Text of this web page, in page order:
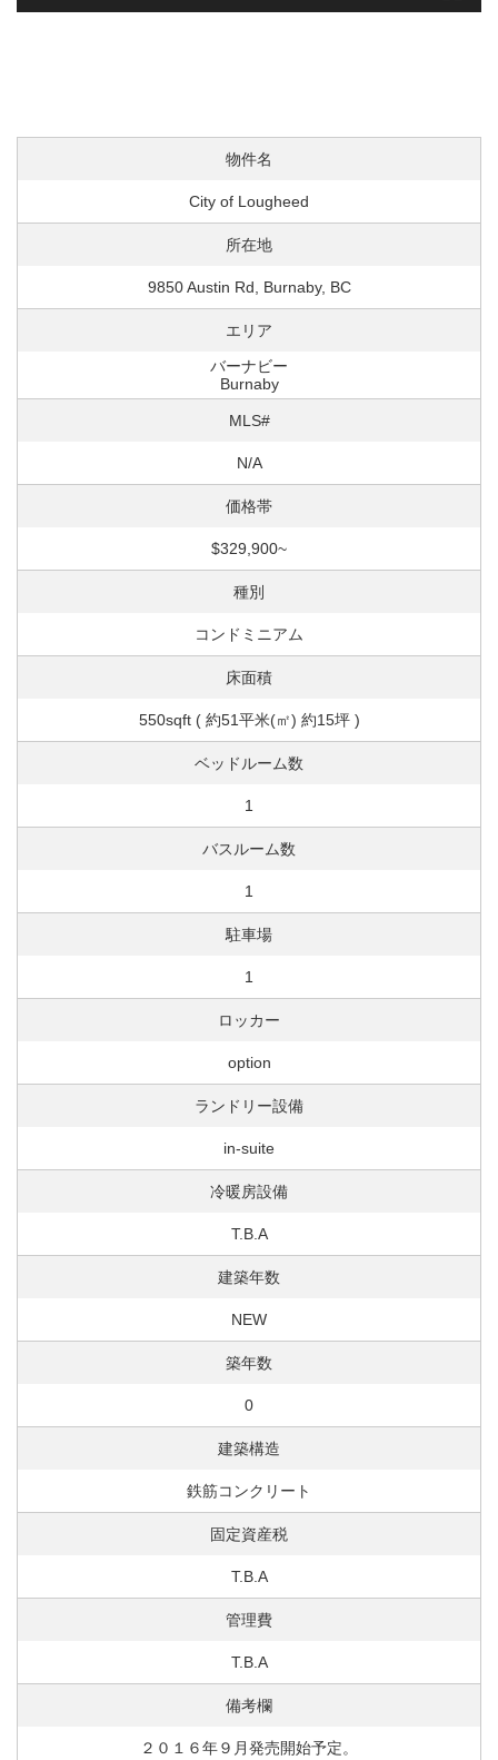
物件名
City of Lougheed
所在地
9850 Austin Rd, Burnaby, BC
エリア
バーナビー
Burnaby
MLS#
N/A
価格帯
$329,900~
種別
コンドミニアム
床面積
550sqft ( 約51平米(㎡) 約15坪 )
ベッドルーム数
1
バスルーム数
1
駐車場
1
ロッカー
option
ランドリー設備
in-suite
冷暖房設備
T.B.A
建築年数
NEW
築年数
0
建築構造
鉄筋コンクリート
固定資産税
T.B.A
管理費
T.B.A
備考欄
２０１６年９月発売開始予定。